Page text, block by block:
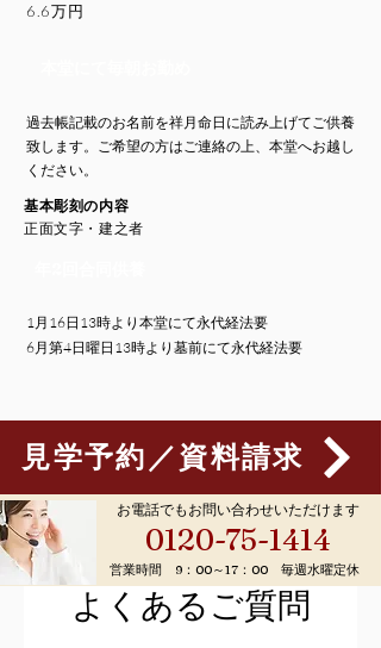
6.6万円
過去帳記載のお名前を祥月命日に読み上げてご供養
致します。ご希望の方はご連絡の上、本堂へお越し
ください。
基本彫刻の内容
正面文字・建之者
1月16日13時より本堂にて永代経法要
​6月第4日曜日13時より墓前にて永代経法要
見学予約／資料請求
お電話でもお問い合わせいただけます
0120-75-1414
営業時間 9：00～17：00 毎週水曜定休
よくあるご質問